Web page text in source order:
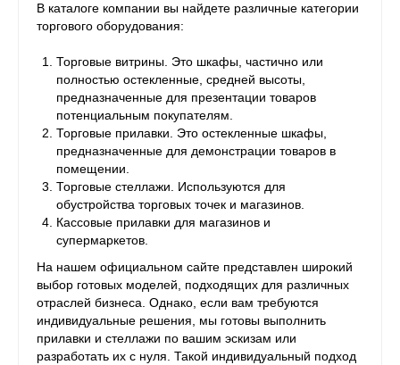
В каталоге компании вы найдете различные категории
торгового оборудования:
Торговые витрины. Это шкафы, частично или
полностью остекленные, средней высоты,
предназначенные для презентации товаров
потенциальным покупателям.
Торговые прилавки. Это остекленные шкафы,
предназначенные для демонстрации товаров в
помещении.
Торговые стеллажи. Используются для
обустройства торговых точек и магазинов.
Кассовые прилавки для магазинов и
супермаркетов.
На нашем официальном сайте представлен широкий
выбор готовых моделей, подходящих для различных
отраслей бизнеса. Однако, если вам требуются
индивидуальные решения, мы готовы выполнить
прилавки и стеллажи по вашим эскизам или
разработать их с нуля. Такой индивидуальный подход